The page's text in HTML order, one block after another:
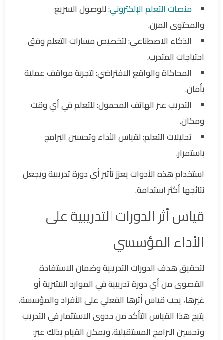
منصات التعلم الإلكتروني: للوصول السريع
والمحتوى المرن.
الذكاء الاصطناعي: لتخصيص مسارات التعلم وفق
احتياجات المتدرب.
المحاكاة والواقع الافتراضي: لتجربة مواقف عملية
بأمان.
التدريب عبر الهاتف المحمول: للتعلم في أي وقت
ومكان.
تحليلات التعلم: لقياس الأداء وتحسين البرامج
باستمرار.
استخدام هذه الأدوات يعزز تأثير أي دورة تدريبية ويجعل
نتائجها أكثر استدامة.
قياس أثر الدورات التدريبية على
الأداء المؤسسي
لتحقيق هدف الدورات التدريبية وضمان الاستفادة
القصوى من أي دورة تدريبية في الموارد البشرية أو
غيرها، يجب قياس أثرها الفعلي على الأفراد والمؤسسة.
يتيح هذا القياس التأكد من جدوى الاستثمار في التدريب
وتحسين البرامج المستقبلية. ويمكن القيام بذلك عبر: